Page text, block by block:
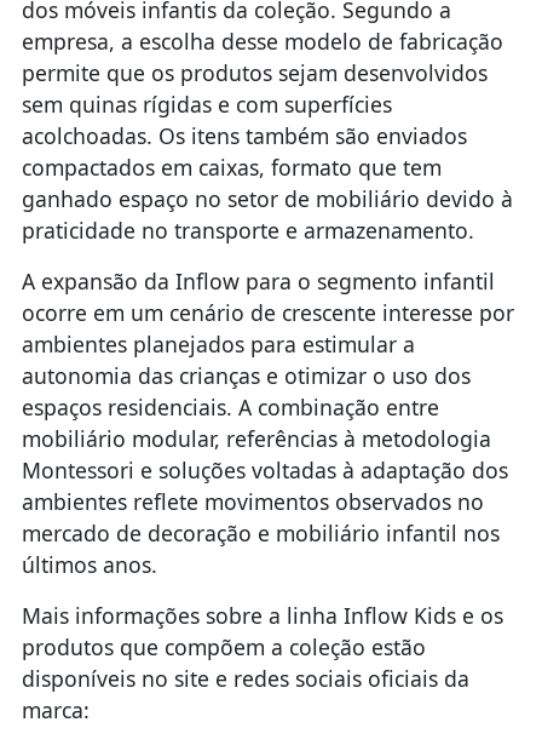
dos móveis infantis da coleção. Segundo a
empresa, a escolha desse modelo de fabricação
permite que os produtos sejam desenvolvidos
sem quinas rígidas e com superfícies
acolchoadas. Os itens também são enviados
compactados em caixas, formato que tem
ganhado espaço no setor de mobiliário devido à
praticidade no transporte e armazenamento.
A expansão da Inflow para o segmento infantil
ocorre em um cenário de crescente interesse por
ambientes planejados para estimular a
autonomia das crianças e otimizar o uso dos
espaços residenciais. A combinação entre
mobiliário modular, referências à metodologia
Montessori e soluções voltadas à adaptação dos
ambientes reflete movimentos observados no
mercado de decoração e mobiliário infantil nos
últimos anos.
Mais informações sobre a linha Inflow Kids e os
produtos que compõem a coleção estão
disponíveis no site e redes sociais oficiais da
marca: